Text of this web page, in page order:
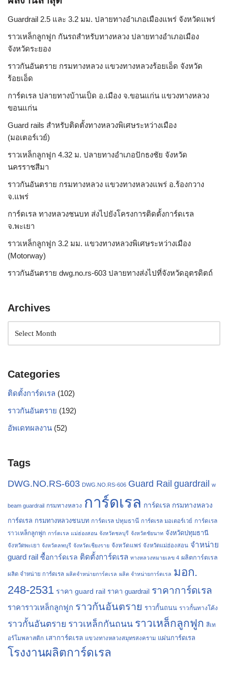
Guardrail 2.5 และ 3.2 มม. ปลายทางอำเภอเมืองแพร่ จังหวัดแพร่
ราวเหล็กลูกฟูก กันรถสําหรับทางหลวง ปลายทางอำเภอเมือง
จังหวัดระยอง
ราวกันอันตราย กรมทางหลวง แขวงทางหลวงร้อยเอ็ด จังหวัด
ร้อยเอ็ด
การ์ดเรล ปลายทางบ้านเป็ด อ.เมือง จ.ขอนแก่น แขวงทางหลวง
ขอนแก่น
Guard rails สำหรับติดตั้งทางหลวงพิเศษระหว่างเมือง
(มอเตอร์เวย์)
ราวเหล็กลูกฟูก 4.32 ม. ปลายทางอำเภอปักธงชัย จังหวัด
นครราชสีมา
ราวกันอันตราย กรมทางหลวง แขวงทางหลวงแพร่ อ.ร้องกวาง
จ.แพร่
การ์ดเรล ทางหลวงชนบท ส่งไปยังโครงการติดตั้งการ์ดเรล
จ.พะเยา
ราวเหล็กลูกฟูก 3.2 มม. แขวงทางหลวงพิเศษระหว่างเมือง
(Motorway)
ราวกันอันตราย dwg.no.rs-603 ปลายทางส่งไปที่จังหวัดอุตรดิตถ์
Archives
Categories
ติดตั้งการ์ดเรล (102)
ราวกันอันตราย (192)
อัพเดทผลงาน (52)
Tags
DWG.NO.RS-603 DWG.NO.RS-606 Guard Rail guardrail w
beam guardrail กรมทางหลวง การ์ดเรล การ์ดเรล กรมทางหลวง
การ์ดเรล กรมทางหลวงชนบท การ์ดเรล ปทุมธานี การ์ดเรล มอเตอร์เวย์ การ์ดเรล
ราวเหล็กลูกฟูก การ์ดเรล แม่ฮ่องสอน จังหวัดชลบุรี จังหวัดชัยนาท จังหวัดปทุมธานี
จังหวัดพะเยา จังหวัดลพบุรี จังหวัดเชียงราย จังหวัดแพร่ จังหวัดแม่ฮ่องสอน จำหน่าย
guard rail ซื้อการ์ดเรล ติดตั้งการ์ดเรล ทางหลวงหมายเลข 4 ผลิตการ์ดเรล
ผลิต จำหน่าย การ์ดเรล ผลิตจำหน่ายการ์ดเรล ผลิต จำหน่ายการ์ดเรล มอก.
248-2531 ราคา guard rail ราคา guardrail ราคาการ์ดเรล
ราคาราวเหล็กลูกฟูก ราวกันอันตราย ราวกั้นถนน ราวกั้นทางโค้ง
ราวกั้นอันตราย ราวเหล็กกันถนน ราวเหล็กลูกฟูก สีเท
อร์โมพลาสติก เสาการ์ดเรล แขวงทางหลวงสมุทรสงคราม แผ่นการ์ดเรล
โรงงานผลิตการ์ดเรล